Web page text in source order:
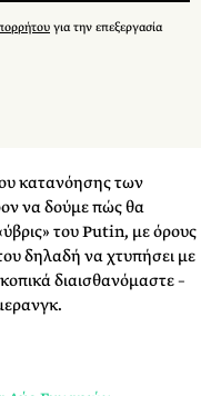
για την επεξεργασία
κατανόησης των
να δούμε πώς θα
του Putin, με όρους
δηλαδή να χτυπήσει με
διαισθανόμαστε –